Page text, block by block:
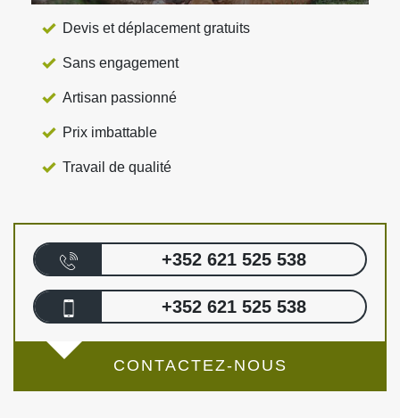
Devis et déplacement gratuits
Sans engagement
Artisan passionné
Prix imbattable
Travail de qualité
+352 621 525 538
+352 621 525 538
CONTACTEZ-NOUS